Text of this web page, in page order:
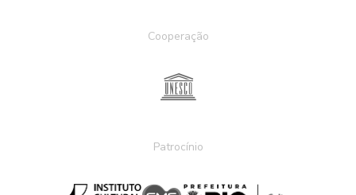
Cooperação
Patrocínio